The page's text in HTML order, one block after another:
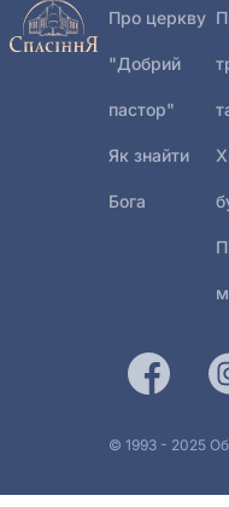
Про церкву
"Добрий
пастор"
Як знайти
Бога
© 1993 - 2025